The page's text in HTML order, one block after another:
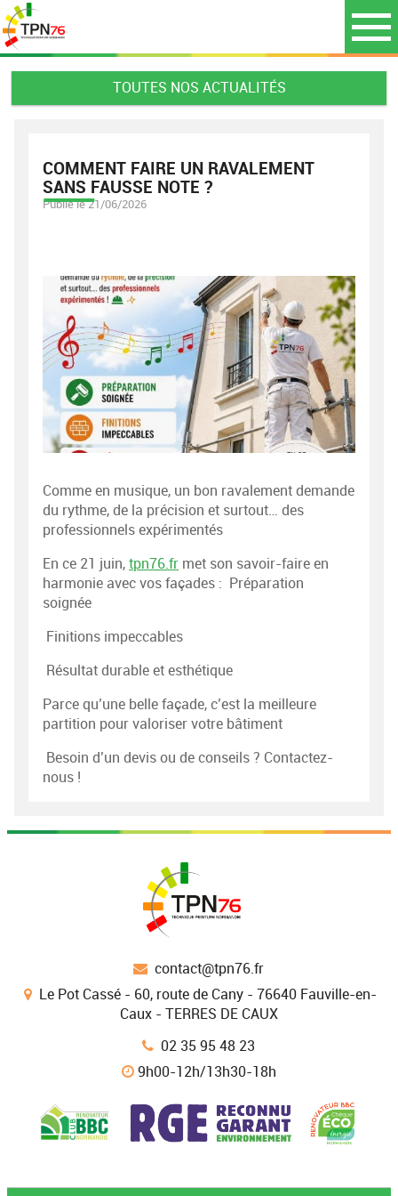
TOUTES NOS ACTUALITÉS
COMMENT FAIRE UN RAVALEMENT
SANS FAUSSE NOTE ?
Publié le 21/06/2026
Comme en musique, un bon ravalement demande
du rythme, de la précision et surtout… des
professionnels expérimentés
En ce 21 juin,tpn76.fr met son savoir-faire en
harmonie avec vos façades : Préparation
soignée
Finitions impeccables
Résultat durable et esthétique
Parce qu’une belle façade, c’est la meilleure
partition pour valoriser votre bâtiment
Besoin d’un devis ou de conseils ? Contactez-
nous !
contact@tpn76.fr
Le Pot Cassé - 60, route de Cany - 76640 Fauville-en-
Caux - TERRES DE CAUX
02 35 95 48 23
9h00-12h/13h30-18h